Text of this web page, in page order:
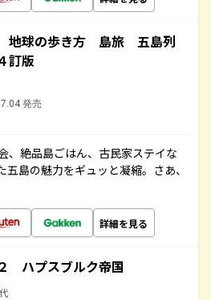
地球の歩き方 島旅 五島列
訂版
発売
、絶品島ごはん、古民家ステイな
五島の魅力をギュッと凝縮。さあ、
詳細を見る
ハプスブルク帝国